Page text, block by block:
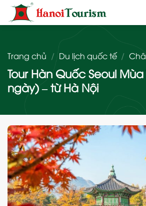
qua
nội
Trang chủ / Du lịch quốc tế /
Tour Hàn Quốc Seoul Mùa
ngày) – từ Hà Nội